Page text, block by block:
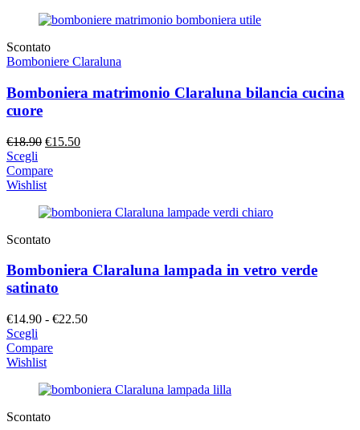
Scontato
Bomboniere Claraluna
Bomboniera matrimonio Claraluna bilancia cucina
cuore
€18.90 Il
originale
era:
€15.50Il
Scegli
Compare
Wishlist
Scontato
Bomboniera Claraluna lampada in vetro verde
satinato
€14.90 - €22.50Fascia
a
Scegli
Compare
Wishlist
Scontato